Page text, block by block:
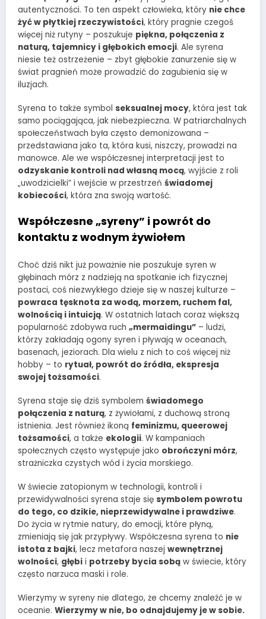
autentyczności. To ten aspekt człowieka, który nie chce
żyć w płytkiej rzeczywistości, który pragnie czegoś
więcej niż rutyny – poszukuje piękna, połączenia z
naturą, tajemnicy i głębokich emocji. Ale syrena
niesie też ostrzeżenie – zbyt głębokie zanurzenie się w
świat pragnień może prowadzić do zagubienia się w
iluzjach.
Syrena to także symbol seksualnej mocy, która jest tak
samo pociągająca, jak niebezpieczna. W patriarchalnych
społeczeństwach była często demonizowana –
przedstawiana jako ta, która kusi, niszczy, prowadzi na
manowce. Ale we współczesnej interpretacji jest to
odzyskanie kontroli nad własną mocą, wyjście z roli
„uwodzicielki” i wejście w przestrzeń świadomej
kobiecości, która zna swoją wartość.
Współczesne „syreny” i powrót do
kontaktu z wodnym żywiołem
Choć dziś nikt już poważnie nie poszukuje syren w
głębinach mórz z nadzieją na spotkanie ich fizycznej
postaci, coś niezwykłego dzieje się w naszej kulturze –
powraca tęsknota za wodą, morzem, ruchem fal,
wolnością i intuicją. W ostatnich latach coraz większą
popularność zdobywa ruch „mermaidingu” – ludzi,
którzy zakładają ogony syren i pływają w oceanach,
basenach, jeziorach. Dla wielu z nich to coś więcej niż
hobby – to rytuał, powrót do źródła, ekspresja
swojej tożsamości.
Syrena staje się dziś symbolem świadomego
połączenia z naturą, z żywiołami, z duchową stroną
istnienia. Jest również ikoną feminizmu, queerowej
tożsamości, a także ekologii. W kampaniach
społecznych często występuje jako obrończyni mórz,
strażniczka czystych wód i życia morskiego.
W świecie zatopionym w technologii, kontroli i
przewidywalności syrena staje się symbolem powrotu
do tego, co dzikie, nieprzewidywalne i prawdziwe.
Do życia w rytmie natury, do emocji, które płyną,
zmieniają się jak przypływy. Współczesna syrena to nie
istota z bajki, lecz metafora naszej wewnętrznej
wolności, głębi i potrzeby bycia sobą w świecie, który
często narzuca maski i role.
Wierzymy w syreny nie dlatego, że chcemy znaleźć je w
oceanie. Wierzymy w nie, bo odnajdujemy je w sobie.